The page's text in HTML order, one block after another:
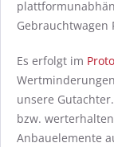
Gebrauchtwagen
Es erfolgt im
unsere
bzw.
Anbauelemente